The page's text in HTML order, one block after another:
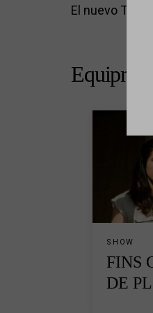
El nuevo
SHOW
FINS
DE